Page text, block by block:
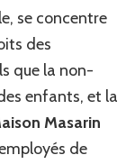
se concentre
des
que la non-
enfants, et la
Masarin
de